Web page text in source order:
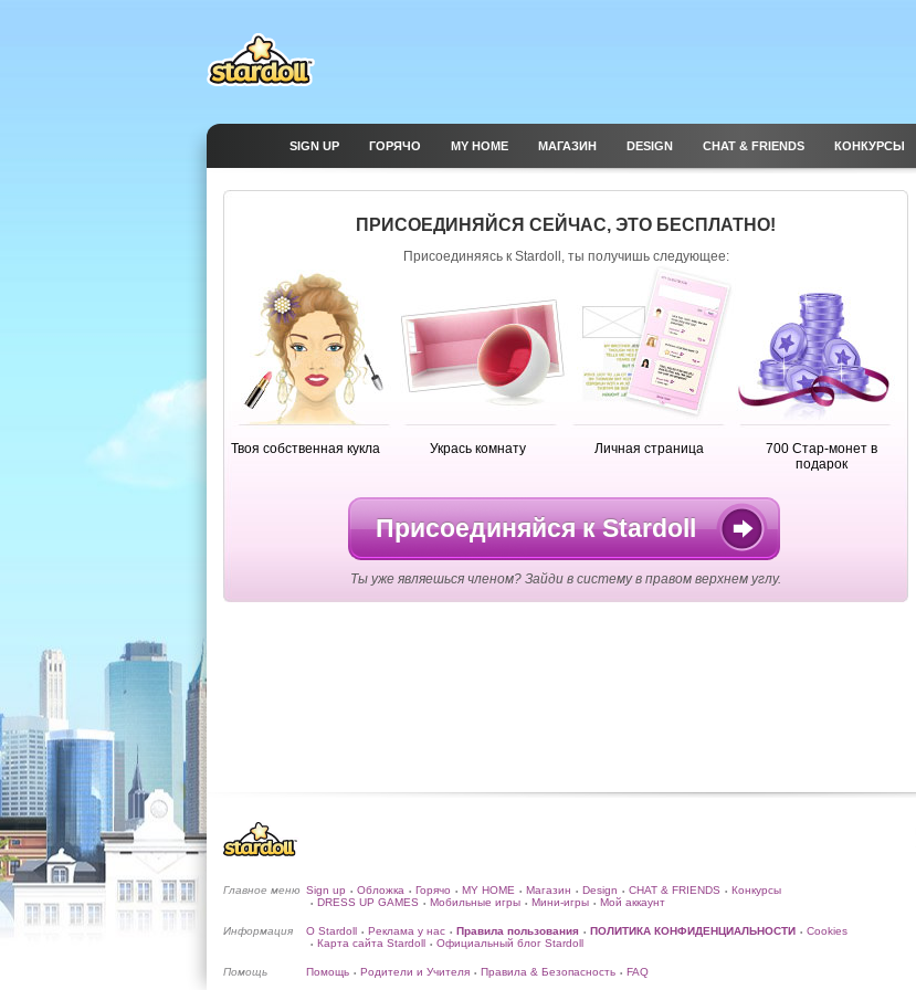
SIGN UP ГОРЯЧО MY HOME МАГАЗИН DESIGN CHAT & FRIENDS КОНКУРСЫ
ПРИСОЕДИНЯЙСЯ СЕЙЧАС, ЭТО БЕСПЛАТНО!
Присоединяясь к Stardoll, ты получишь следующее:
Твоя собственная кукла Укрась комнату Личная страница
700 Стар-монет в
подарок
Присоединяйся к Stardoll
Ты уже являешься членом? Зайди в систему в правом верхнем углу.
Главное меню Sign up • Обложка • Горячо • MY HOME • Магазин • Design • CHAT & FRIENDS • Конкурсы
• DRESS UP GAMES • Мобильные игры • Мини-игры • Мой аккаунт
Информация О Stardoll • Реклама у нас • Правила пользования • ПОЛИТИКА КОНФИДЕНЦИАЛЬНОСТИ • Cookies
• Карта сайта Stardoll • Официальный блог Stardoll
Помощь Помощь • Родители и Учителя • Правила & Безопасность • FAQ